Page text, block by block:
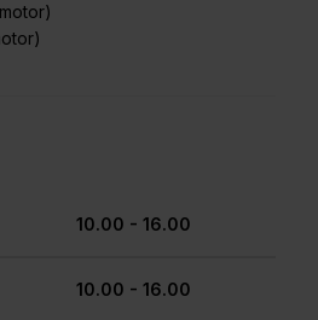
10.00 - 16.00
10.00 - 16.00